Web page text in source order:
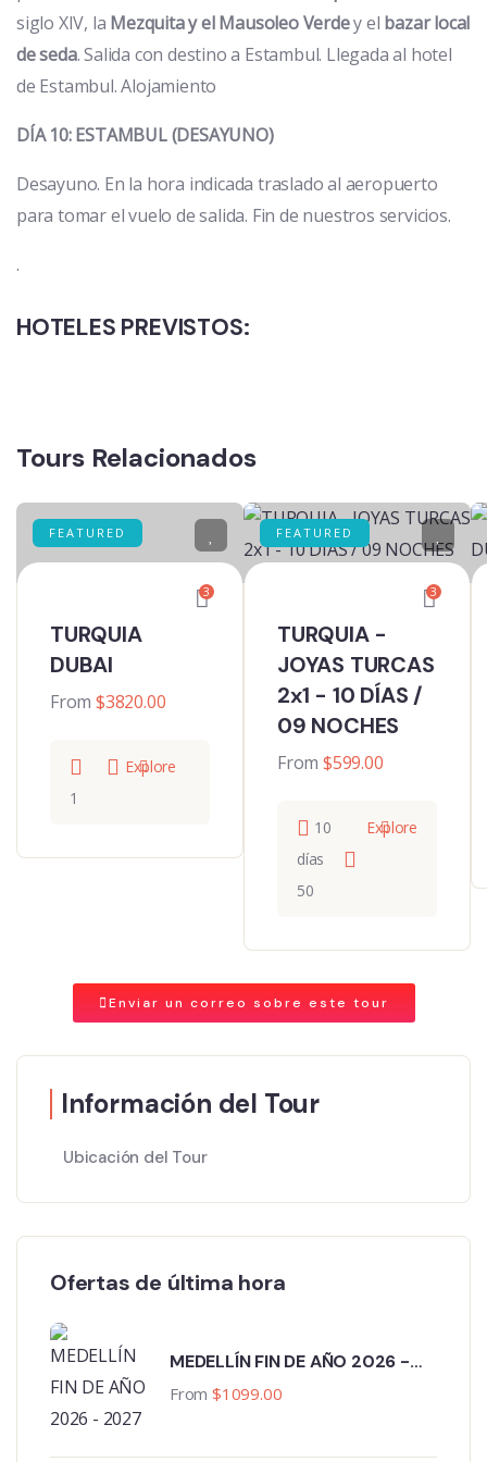
siglo XIV, la Mezquita y elMausoleo Verdey el bazar local
de seda. Salida con destino a Estambul. Llegada al hotel
de Estambul. Alojamiento
DÍA 10: ESTAMBUL (DESAYUNO)
Desayuno. En la hora indicada traslado al aeropuerto
para tomar el vuelo de salida. Fin de nuestros servicios.
.
HOTELES PREVISTOS:
Tours Relacionados
FEATURED
3
TURQUIA
DUBAI
From $3820.00
1
Explore
FEATURED
3
TURQUIA -
JOYAS TURCAS
2x1 - 10 DÍAS /
09 NOCHES
From $599.00
10
días
50
Explore
Enviar un correo sobre este tour
Información del Tour
Ubicación del Tour
Ofertas de última hora
MEDELLÍN FIN DE AÑO 2026 -
2027
From $1099.00